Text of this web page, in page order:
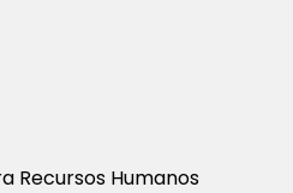
Recursos Humanos